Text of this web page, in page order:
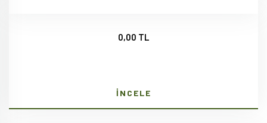
0,00 TL
İNCELE